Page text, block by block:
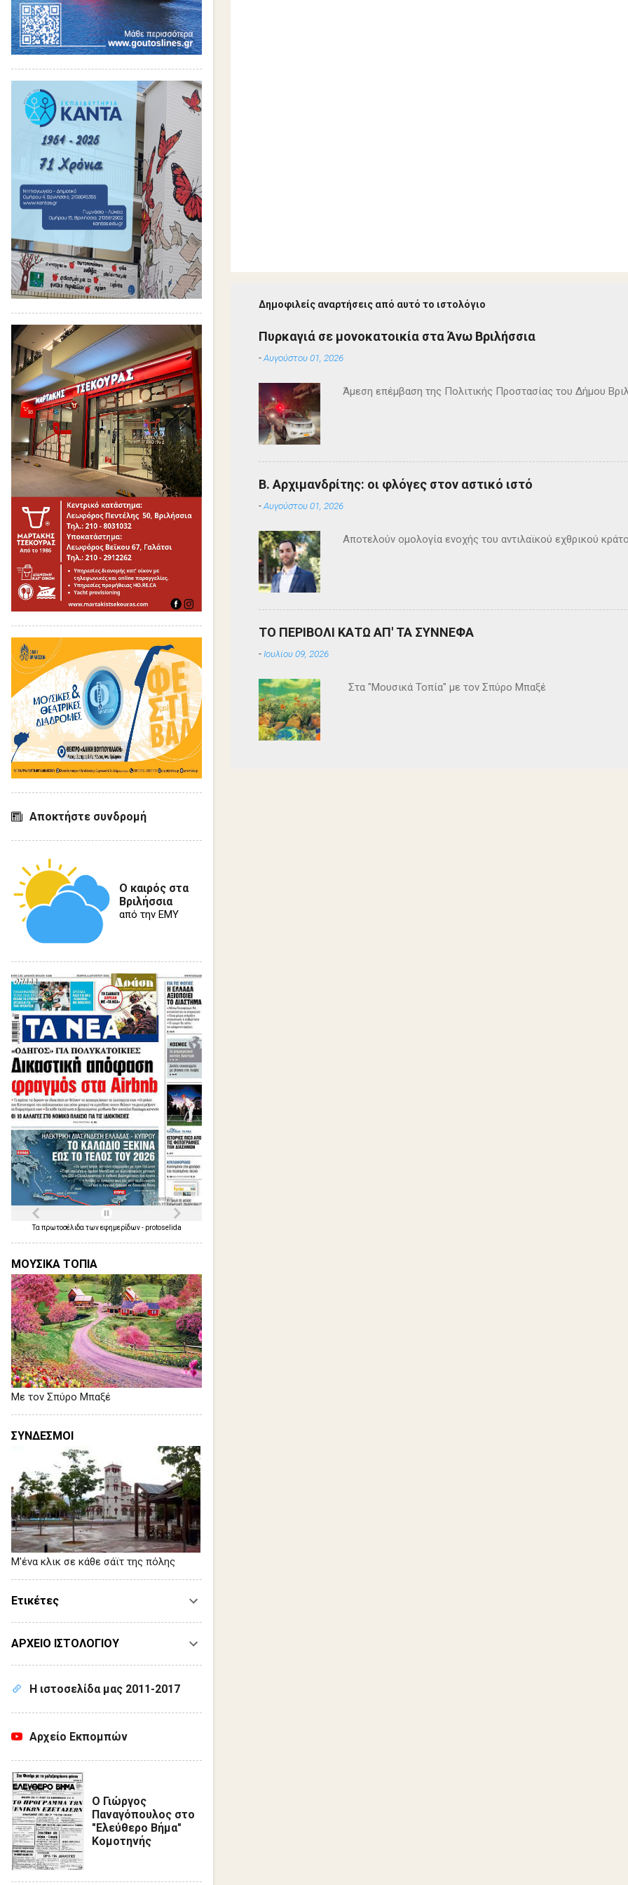
Δημοφιλείς αναρτήσεις από αυτό το ιστολόγιο
Πυρκαγιά σε μονοκατοικία στα Άνω Βριλήσσια
-Αυγούστου 01, 2026
Άμεση επέμβαση της Πολιτικής Προστασίας του Δήμου
Β. Αρχιμανδρίτης: οι φλόγες στον αστικό ιστό
-Αυγούστου 01, 2026
Αποτελούν ομολογία ενοχής του αντιλαϊκού εχθρικού
ΤΟ ΠΕΡΙΒΟΛΙ ΚΑΤΩ ΑΠ' ΤΑ ΣΥΝΝΕΦΑ
- Ιουλίου 09, 2026
Στα "Μουσικά Τοπία" με τον Σπύρο Μπαξέ
Αποκτήστε συνδρομή
Ο καιρός στα
Βριλήσσια
από την ΕΜΥ
Τα πρωτοσέλιδα τωνεφημερίδων- protoselida
ΜΟΥΣΙΚΑ ΤΟΠΙΑ
Με τον Σπύρο Μπαξέ
ΣΥΝΔΕΣΜΟΙ
Μ'ένα κλικ σε κάθε σάϊτ της πόλης
Ετικέτες
ΑΡΧΕΙΟ ΙΣΤΟΛΟΓΙΟΥ
Η ιστοσελίδα μας 2011-2017
Αρχείο Εκπομπών
Ο Γιώργος
Παναγόπουλος στο
"Ελεύθερο Βήμα"
Κομοτηνής